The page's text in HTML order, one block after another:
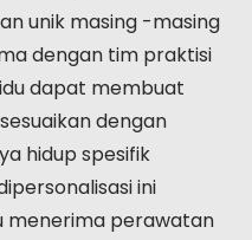
unik masing -masing
dengan tim praktisi
dapat membuat
dengan
hidup spesifik
ini
menerima perawatan